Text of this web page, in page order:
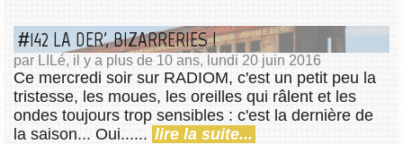
#142 LA DER', BIZARRERIES !
par LILé, il y a plus de 10 ans, lundi 20 juin 2016
Ce mercredi soir sur RADIOM, c'est un petit peu la
tristesse, les moues, les oreilles qui râlent et les
ondes toujours trop sensibles : c'est la dernière de
la saison... Oui...... lire la suite...